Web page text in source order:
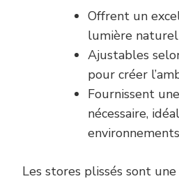
Offrent un
lumière
Ajustables
pour créer
Fournissent
nécessaire,
Les stores plissés sont